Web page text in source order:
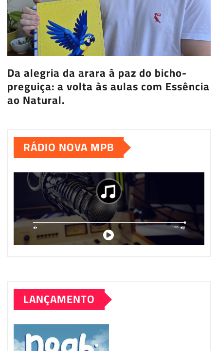
Da alegria da arara à paz do bicho-
preguiça: a volta às aulas com Essência
ao Natural.
RÁDIO NOVA MPB
LANÇAMENTO